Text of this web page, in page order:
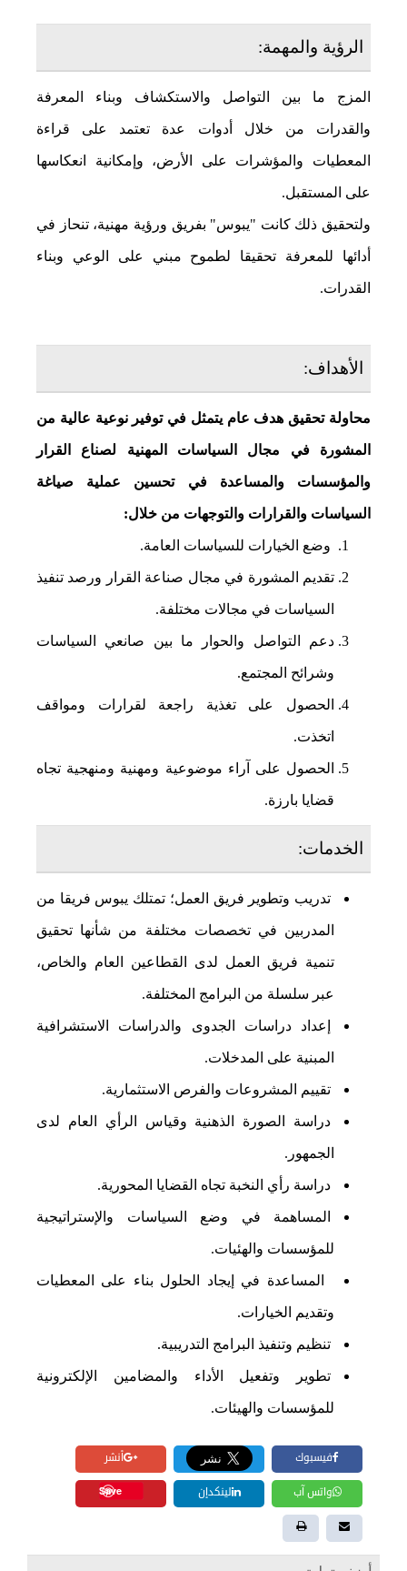
الرؤية والمهمة:
المزج ما بين التواصل والاستكشاف وبناء المعرفة
والقدرات من خلال أدوات عدة تعتمد على قراءة
المعطيات والمؤشرات على الأرض، وإمكانية انعكاسها
على المستقبل.
ولتحقيق ذلك كانت "يبوس" بفريق ورؤية مهنية، تنحاز في
أدائها للمعرفة تحقيقا لطموح مبني على الوعي وبناء
القدرات.
الأهداف:
محاولة تحقيق هدف عام يتمثل في توفير نوعية عالية من
المشورة في مجال السياسات المهنية لصناع القرار
والمؤسسات والمساعدة في تحسين عملية صياغة
السياسات والقرارات والتوجهات من خلال:
وضع الخيارات للسياسات العامة.
تقديم المشورة في مجال صناعة القرار ورصد تنفيذ
السياسات في مجالات مختلفة.
دعم التواصل والحوار ما بين صانعي السياسات
وشرائح المجتمع.
الحصول على تغذية راجعة لقرارات ومواقف
اتخذت.
الحصول على آراء موضوعية ومهنية ومنهجية تجاه
قضايا بارزة.
الخدمات:
تدريب وتطوير فريق العمل؛ تمتلك يبوس فريقا من
المدربين في تخصصات مختلفة من شأنها تحقيق
تنمية فريق العمل لدى القطاعين العام والخاص،
عبر سلسلة من البرامج المختلفة.
إعداد دراسات الجدوى والدراسات الاستشرافية
المبنية على المدخلات.
تقييم المشروعات والفرص الاستثمارية.
دراسة الصورة الذهنية وقياس الرأي العام لدى
الجمهور.
دراسة رأي النخبة تجاه القضايا المحورية.
المساهمة في وضع السياسات والإستراتيجية
للمؤسسات والهئيات.
المساعدة في إيجاد الحلول بناء على المعطيات
وتقديم الخيارات.
تنظيم وتنفيذ البرامج التدريبية.
تطوير وتفعيل الأداء والمضامين الإلكترونية
للمؤسسات والهيئات.
فيسبوك أنشر
واتس آب لينكدإن Save